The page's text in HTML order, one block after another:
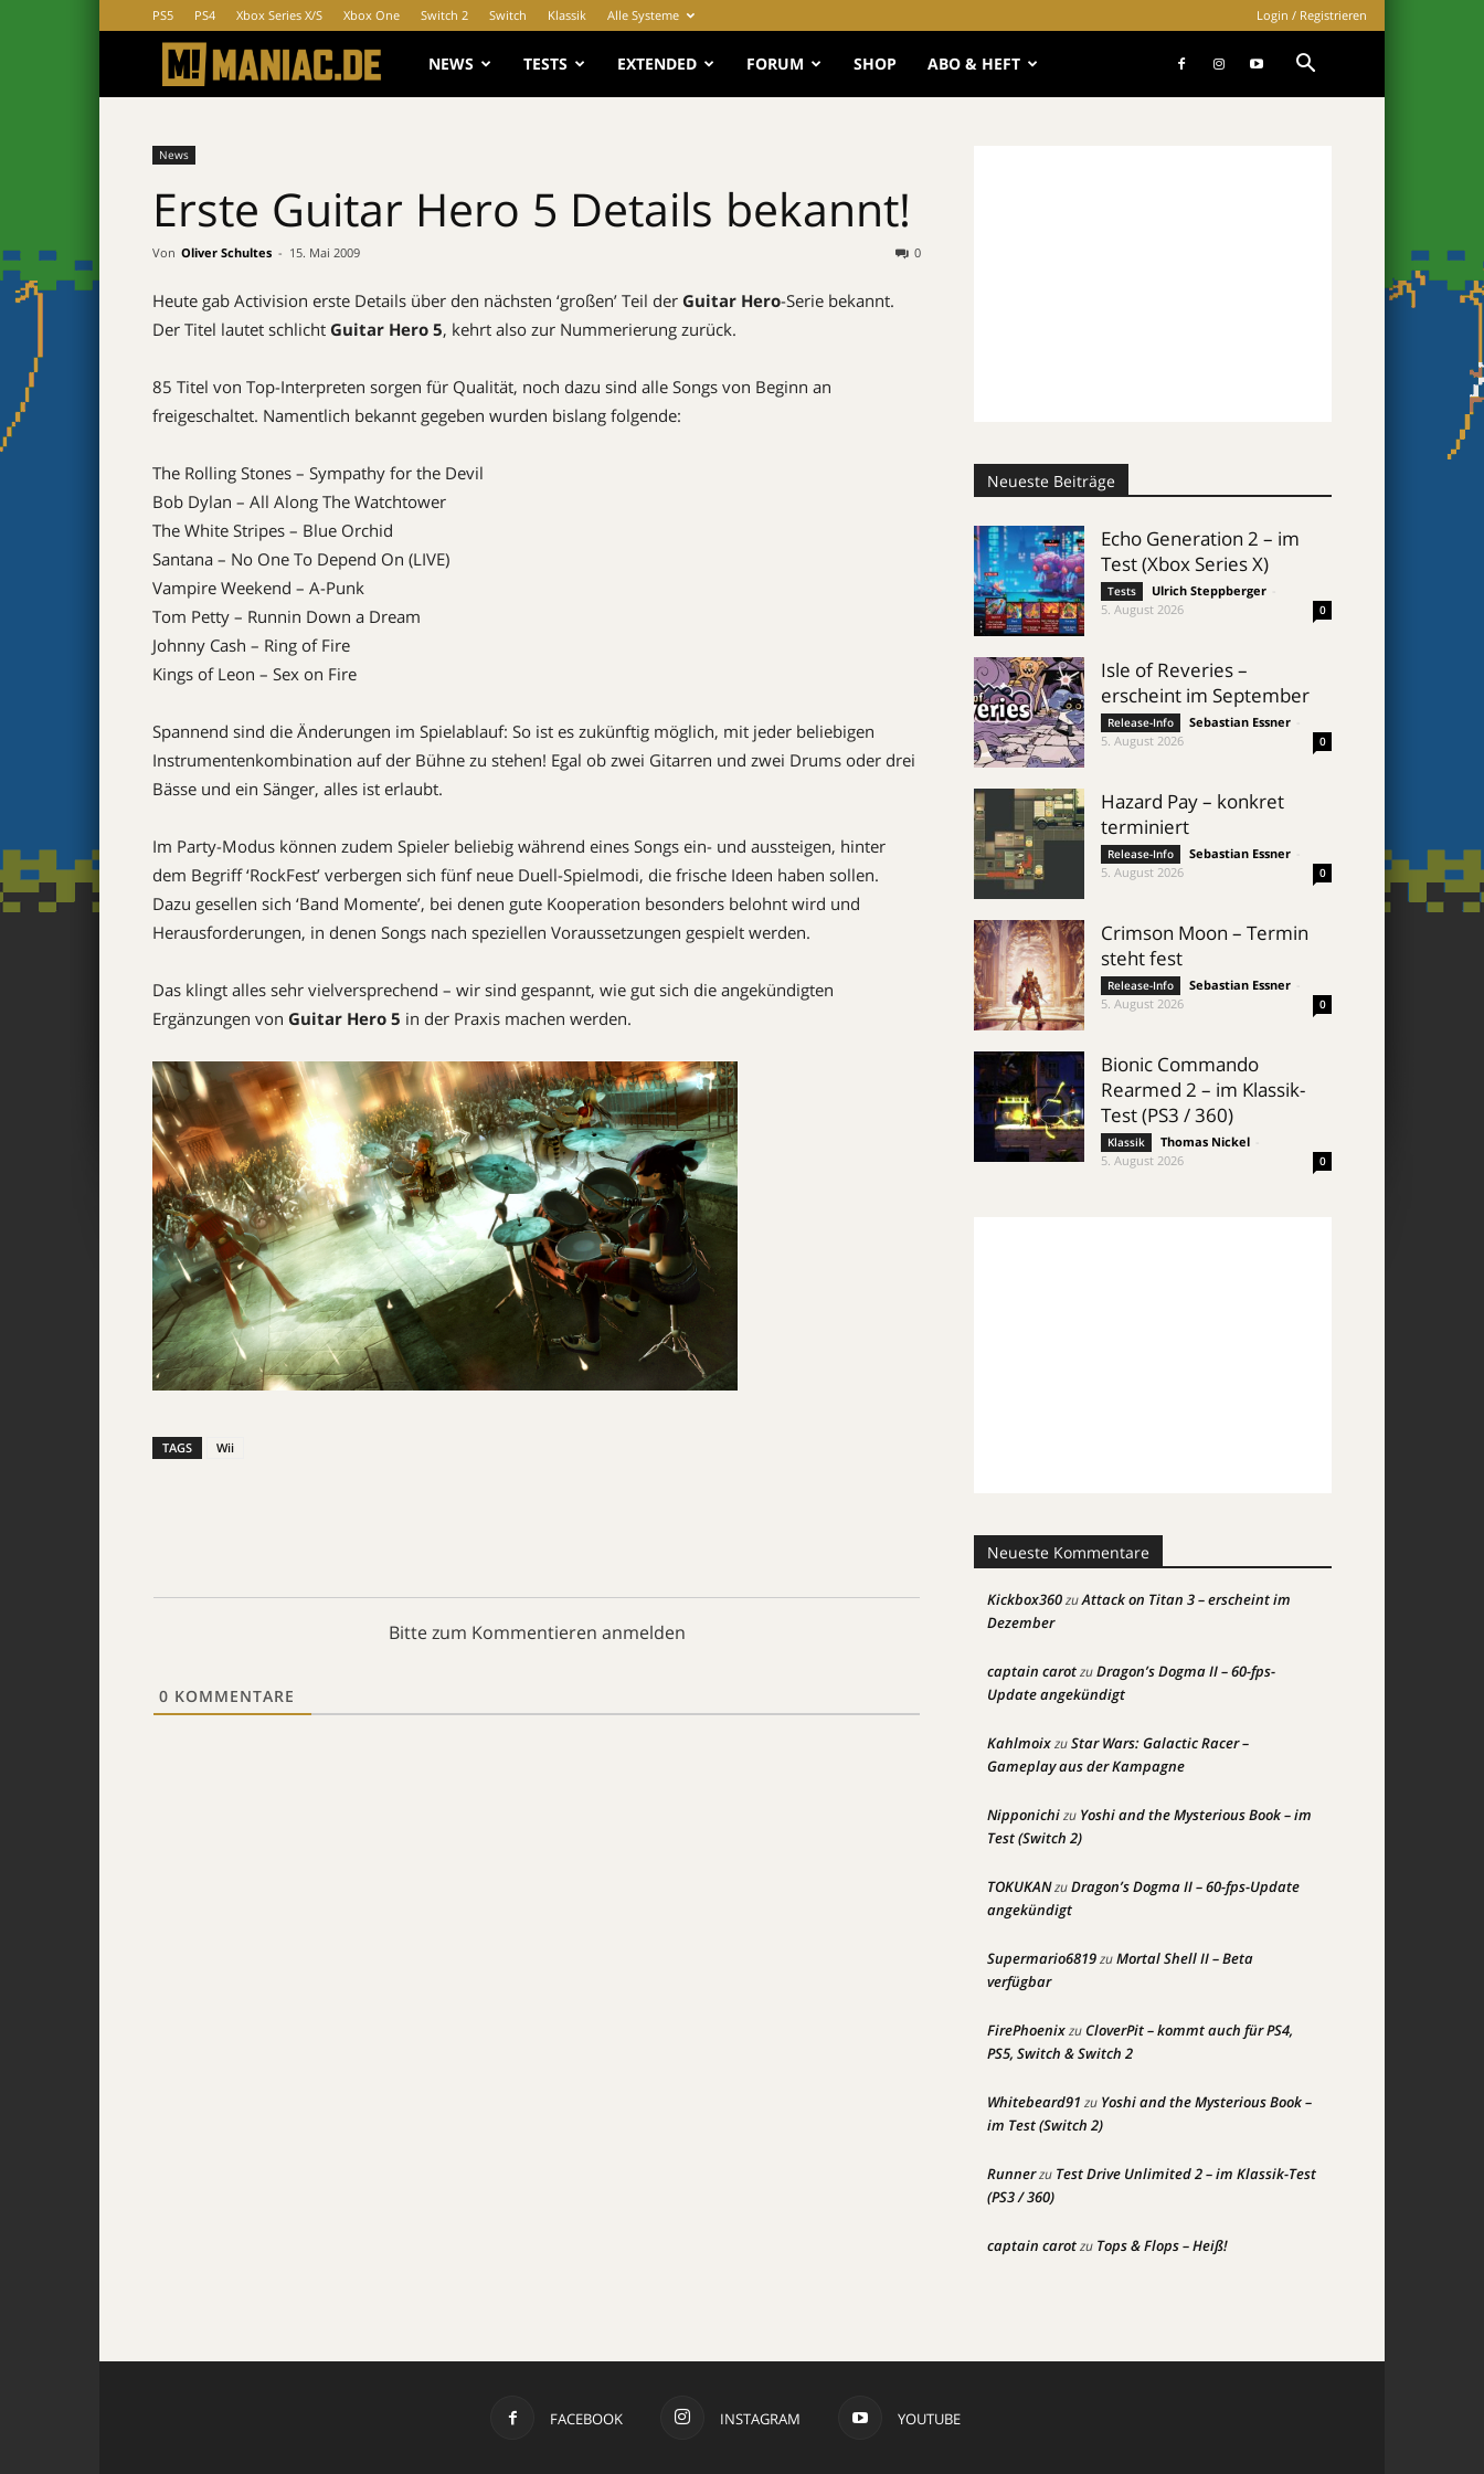
PS5 PS4 Xbox Series X/S Xbox One Switch 2 Switch Klassik Alle Systeme Login / Registrieren
MANIAC.de
NEWS TESTS EXTENDED FORUM SHOP ABO & HEFT
News
Erste Guitar Hero 5 Details bekannt!
Von Oliver Schultes - 15. Mai 2009 0
Heute gab Activision erste Details über den nächsten ‘großen’ Teil der Guitar Hero-Serie bekannt.
Der Titel lautet schlicht Guitar Hero 5, kehrt also zur Nummerierung zurück.
85 Titel von Top-Interpreten sorgen für Qualität, noch dazu sind alle Songs von Beginn an
freigeschaltet. Namentlich bekannt gegeben wurden bislang folgende:
The Rolling Stones – Sympathy for the Devil
Bob Dylan – All Along The Watchtower
The White Stripes – Blue Orchid
Santana – No One To Depend On (LIVE)
Vampire Weekend – A-Punk
Tom Petty – Runnin Down a Dream
Johnny Cash – Ring of Fire
Kings of Leon – Sex on Fire
Spannend sind die Änderungen im Spielablauf: So ist es zukünftig möglich, mit jeder beliebigen
Instrumentenkombination auf der Bühne zu stehen! Egal ob zwei Gitarren und zwei Drums oder drei
Bässe und ein Sänger, alles ist erlaubt.
Im Party-Modus können zudem Spieler beliebig während eines Songs ein- und aussteigen, hinter
dem Begriff ‘RockFest’ verbergen sich fünf neue Duell-Spielmodi, die frische Ideen haben sollen.
Dazu gesellen sich ‘Band Momente’, bei denen gute Kooperation besonders belohnt wird und
Herausforderungen, in denen Songs nach speziellen Voraussetzungen gespielt werden.
Das klingt alles sehr vielversprechend – wir sind gespannt, wie gut sich die angekündigten
Ergänzungen von Guitar Hero 5 in der Praxis machen werden.
TAGS Wii
Bitte zum Kommentieren anmelden
0 KOMMENTARE
Neueste Beiträge
Echo Generation 2 – im
Test (Xbox Series X)
Tests Ulrich Steppberger
5. August 2026
0
Isle of Reveries –
erscheint im September
Release-Info Sebastian Essner
5. August 2026
0
Hazard Pay – konkret
terminiert
Release-Info Sebastian Essner
5. August 2026
0
Crimson Moon – Termin
steht fest
Release-Info Sebastian Essner
5. August 2026
0
Bionic Commando
Rearmed 2 – im Klassik-
Test (PS3 / 360)
Klassik Thomas Nickel
5. August 2026
0
Neueste Kommentare
Kickbox360zuAttack on Titan 3 – erscheint im
Dezember
captain carotzuDragon’s Dogma II – 60-fps-
Update angekündigt
KahlmoixzuStar Wars: Galactic Racer –
Gameplay aus der Kampagne
Nipponichizu Yoshi and the Mysterious Book – im
Test (Switch 2)
TOKUKANzuDragon’s Dogma II – 60-fps-Update
angekündigt
Supermario6819zuMortal Shell II – Beta
verfügbar
FirePhoenixzuCloverPit – kommt auch für PS4,
PS5, Switch & Switch 2
Whitebeard91 zu Yoshi and the Mysterious Book –
im Test (Switch 2)
Runnerzu Test Drive Unlimited 2 – im Klassik-Test
(PS3 / 360)
captain carotzu Tops & Flops – Heiß!
FACEBOOK INSTAGRAM YOUTUBE